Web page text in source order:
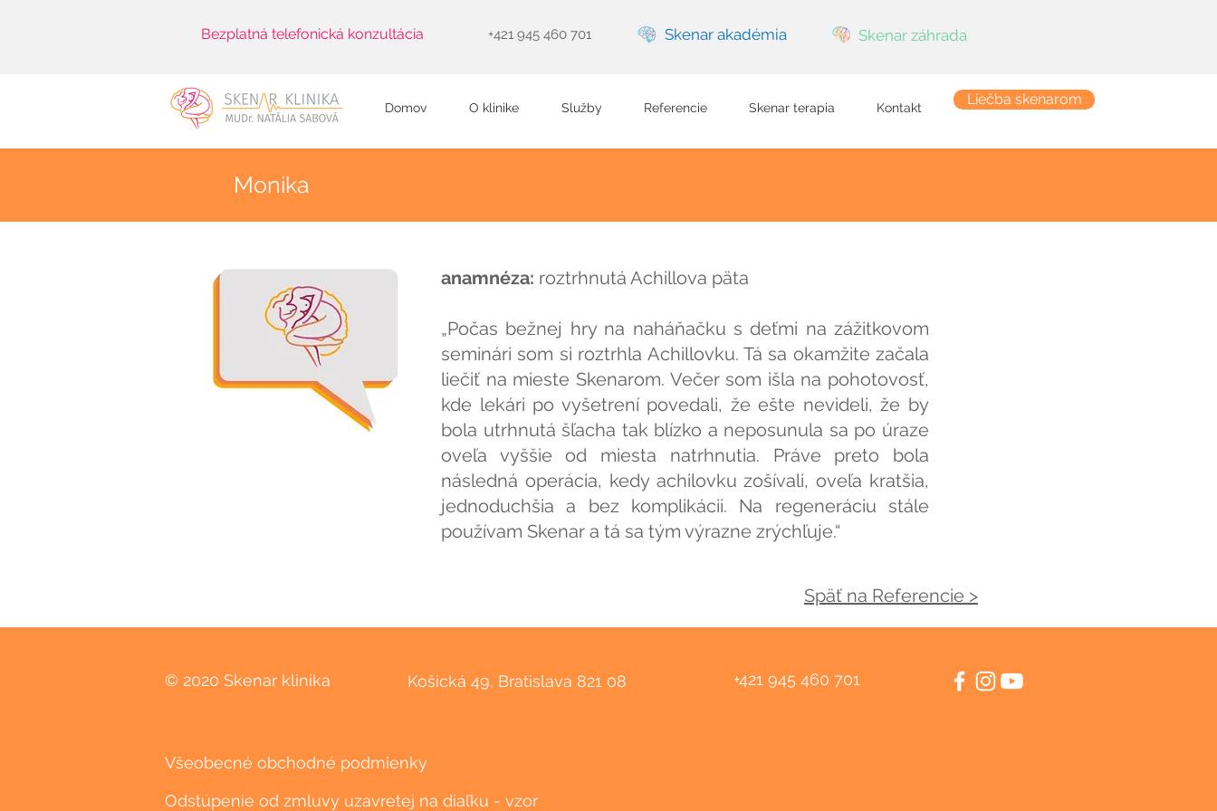
Bezplatná telefonická konzultácia +421 945 460 701 Skenar akadémia Skenar záhrada
Domov O klinike Služby Referencie Skenar terapia Kontakt Liečba skenarom
Monika
anamnéza: roztrhnutá Achillova päta
„Počas bežnej hry na naháňačku s deťmi na zážitkovom
seminári som si roztrhla Achillovku. Tá sa okamžite začala
liečiť na mieste Skenarom. Večer som išla na pohotovosť,
kde lekári po vyšetrení povedali, že ešte nevideli, že by
bola utrhnutá šľacha tak blízko a neposunula sa po úraze
oveľa vyššie od miesta natrhnutia. Práve preto bola
následná operácia, kedy achilovku zošívali, oveľa kratšia,
jednoduchšia a bez komplikácii. Na regeneráciu stále
používam Skenar a tá sa tým výrazne zrýchľuje.“
Späť na Referencie >
© 2020 Skenar klinika Košická 49, Bratislava 821 08 +421 945 460 701
Všeobecné obchodné podmienky
Odstúpenie od zmluvy uzavretej na diaľku - vzor